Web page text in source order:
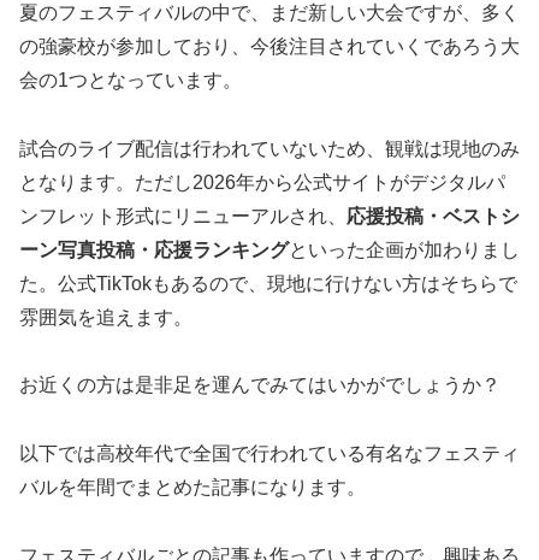
夏のフェスティバルの中で、まだ新しい大会ですが、多く
の強豪校が参加しており、今後注目されていくであろう大
会の1つとなっています。
試合のライブ配信は行われていないため、観戦は現地のみ
となります。ただし2026年から公式サイトがデジタルパ
ンフレット形式にリニューアルされ、 応援投稿・ベストシ
ーン写真投稿・応援ランキングといった企画が加わりまし
た。公式TikTokもあるので、現地に行けない方はそちらで
雰囲気を追えます。
お近くの方は是非足を運んでみてはいかがでしょうか？
以下では高校年代で全国で行われている有名なフェスティ
バルを年間でまとめた記事になります。
フェスティバルごとの記事も作っていますので、興味ある